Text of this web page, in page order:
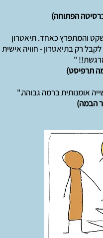
הפתוחה)
והמתפרץ כאחד. תיאטרון
רק בתיאטרון - חוויה אישית
"
תרפיסט)
אומנותית ברמה גבוהה."
הבמה)